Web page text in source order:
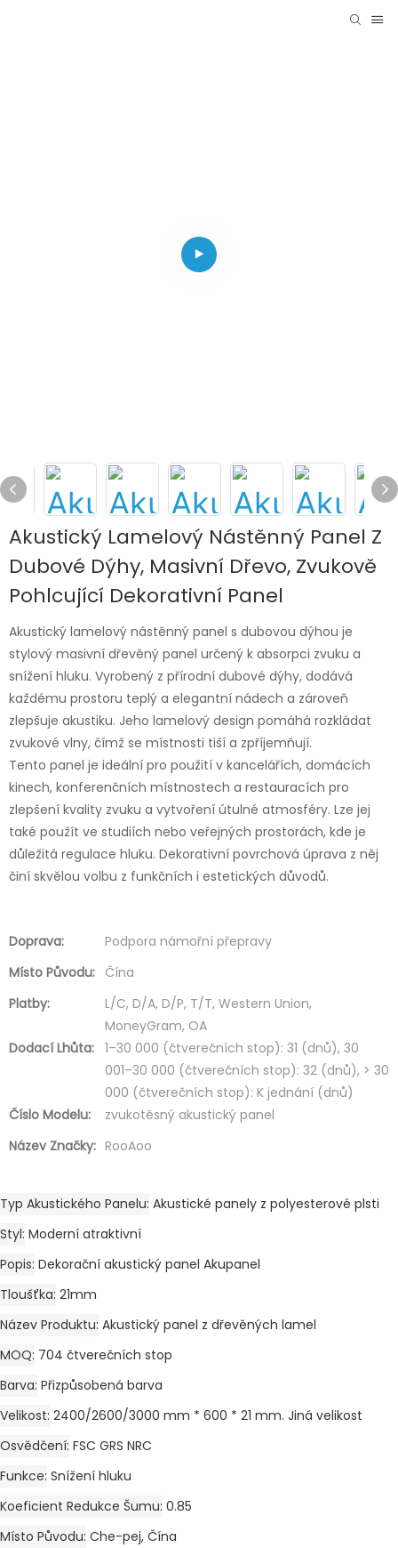
Akustický Lamelový Nástěnný Panel Z
Dubové Dýhy, Masivní Dřevo, Zvukově
Pohlcující Dekorativní Panel
Akustický lamelový nástěnný panel s dubovou dýhou je
stylový masivní dřevěný panel určený k absorpci zvuku a
snížení hluku. Vyrobený z přírodní dubové dýhy, dodává
každému prostoru teplý a elegantní nádech a zároveň
zlepšuje akustiku. Jeho lamelový design pomáhá rozkládat
zvukové vlny, čímž se místnosti tiší a zpříjemňují.
Tento panel je ideální pro použití v kancelářích, domácích
kinech, konferenčních místnostech a restauracích pro
zlepšení kvality zvuku a vytvoření útulné atmosféry. Lze jej
také použít ve studiích nebo veřejných prostorách, kde je
důležitá regulace hluku. Dekorativní povrchová úprava z něj
činí skvělou volbu z funkčních i estetických důvodů.
Doprava:
Podpora námořní přepravy
Místo Původu: Čína
Platby:
L/C, D/A, D/P, T/T, Western Union,
MoneyGram, OA
Dodací Lhůta: 1–30 000 (čtverečních stop): 31 (dnů), 30
001–30 000 (čtverečních stop): 32 (dnů), > 30
000 (čtverečních stop): K jednání (dnů)
Číslo Modelu:
zvukotěsný akustický panel
Název Značky: RooAoo
Typ Akustického Panelu Akustické panely z polyesterové plsti
Styl Moderní atraktivní
Popis Dekorační akustický panel Akupanel
Tloušťka 21mm
Název Produktu Akustický panel z dřevěných lamel
MOQ 704 čtverečních stop
Barva Přizpůsobená barva
Velikost 2400/2600/3000 mm * 600 * 21 mm. Jiná velikost
Osvědčení FSC GRS NRC
Funkce Snížení hluku
Koeficient Redukce Šumu 0.85
Místo Původu Che-pej, Čína